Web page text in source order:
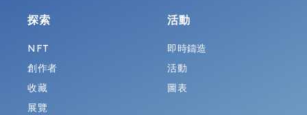
探索
NFT
創作者
收藏
展覽
活動
即時鑄造
活動
圖表